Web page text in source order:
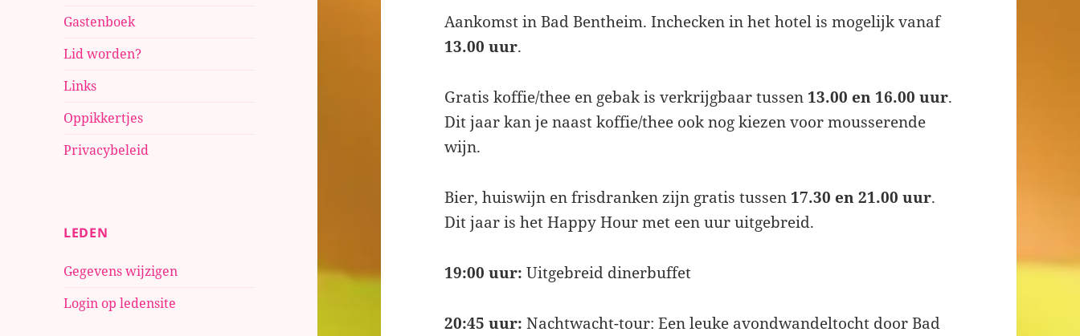
Gastenboek
Lid worden?
Links
Oppikkertjes
Privacybeleid
LEDEN
Gegevens wijzigen
Login op ledensite
Aankomst in Bad Bentheim. Inchecken in het hotel is mogelijk vanaf
13.00 uur.
Gratis koffie/thee en gebak is verkrijgbaar tussen 13.00 en 16.00 uur.
Dit jaar kan je naast koffie/thee ook nog kiezen voor mousserende
wijn.
Bier, huiswijn en frisdranken zijn gratis tussen 17.30 en 21.00 uur.
Dit jaar is het Happy Hour met een uur uitgebreid.
19:00 uur: Uitgebreid dinerbuffet
20:45 uur: Nachtwacht-tour: Een leuke avondwandeltocht door Bad